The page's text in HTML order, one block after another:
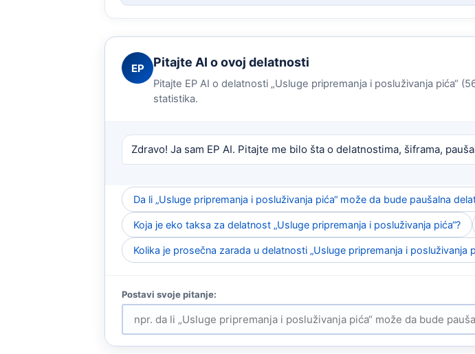
EP Pitajte AI o ovoj delatnosti
Pitajte EP AI o delatnosti „Usluge pripremanja i posluživanja pića“
statistika.
Zdravo! Ja sam EP AI. Pitajte me bilo šta o delatnostima, šiframa,
Da li „Usluge pripremanja i posluživanja pića“ može da bude paušalna
Koja je eko taksa za delatnost „Usluge pripremanja i posluživanja pića“?
Kolika je prosečna zarada u delatnosti „Usluge pripremanja i posluživanja